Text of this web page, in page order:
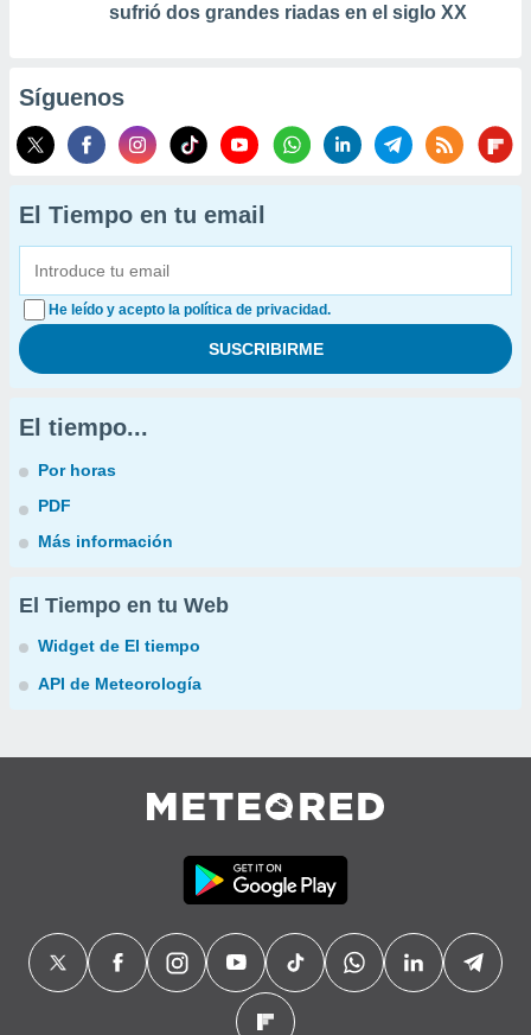
sufrió dos grandes riadas en el siglo XX
Síguenos
El Tiempo en tu email
He leído y acepto la política de privacidad.
El tiempo...
Por horas
PDF
Más información
El Tiempo en tu Web
Widget de El tiempo
API de Meteorología